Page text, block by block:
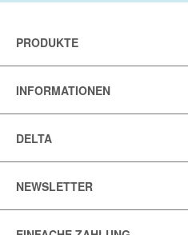
PRODUKTE
INFORMATIONEN
DELTA
NEWSLETTER